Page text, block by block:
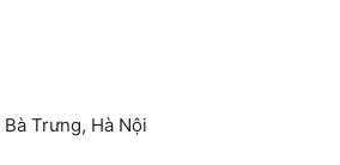
Trưng, Hà Nội